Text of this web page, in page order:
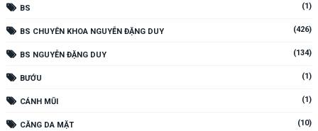
BS (1)
BS CHUYÊN KHOA NGUYỄN ĐẶNG DUY (426)
BS NGUYỄN ĐẶNG DUY (134)
BƯỚU (1)
CÁNH MŨI (1)
CĂNG DA MẶT (10)